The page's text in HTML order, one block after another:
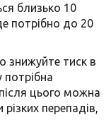
близько 10
потрібно до 20
знижуйте тиск в
цього можна
перепадів,